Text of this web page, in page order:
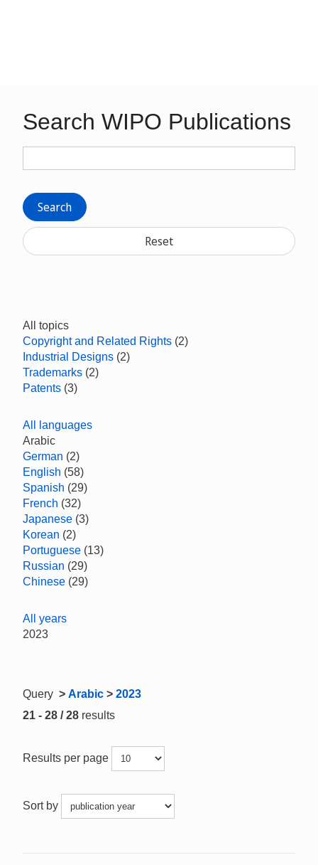
Search WIPO Publications
Search
Reset
All topics
Copyright and Related Rights (2)
Industrial Designs (2)
Trademarks (2)
Patents (3)
All languages
Arabic
German (2)
English (58)
Spanish (29)
French (32)
Japanese (3)
Korean (2)
Portuguese (13)
Russian (29)
Chinese (29)
All years
2023
Query > Arabic > 2023
21 - 28 / 28 results
Results per page
Sort by